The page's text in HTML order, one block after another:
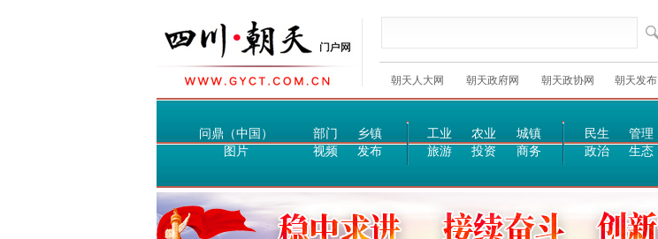
朝天人大网 朝天政府网 朝天政协网 朝天发布
问鼎（中国） 部门
乡镇
图片
视频 发布
工业 农业
城镇
旅游
投资 商务
民生 管理
政治
生态